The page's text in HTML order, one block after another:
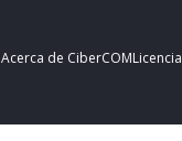
Acerca de CiberCOMLicencia